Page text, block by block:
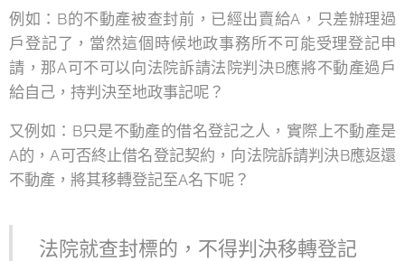
例如：B的不動產被查封前，已經出賣給A，只差辦理過
戶登記了，當然這個時候地政事務所不可能受理登記申
請，那A可不可以向法院訴請法院判決B應將不動產過戶
給自己，持判決至地政事記呢？
又例如：B只是不動產的借名登記之人，實際上不動產是
A的，A可否終止借名登記契約，向法院訴請判決B應返還
不動產，將其移轉登記至A名下呢？
法院就查封標的，不得判決移轉登記